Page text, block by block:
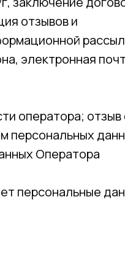
отзывов и
электронная
оператора; отзыв
персональных
Оператора
персональные